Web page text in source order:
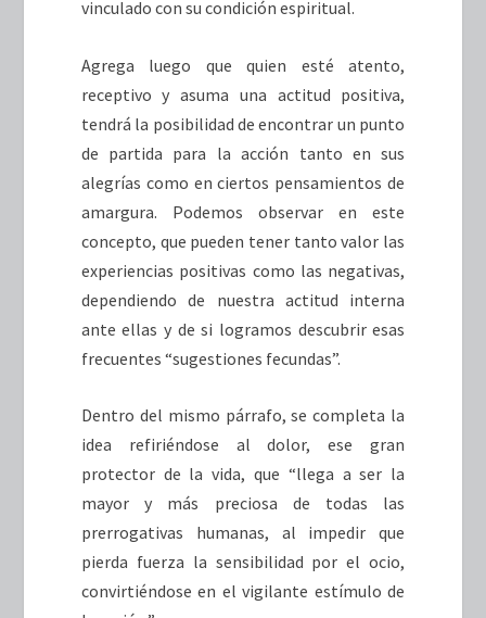
vinculado con su condición espiritual.
Agrega luego que quien esté atento,
receptivo y asuma una actitud positiva,
tendrá la posibilidad de encontrar un punto
de partida para la acción tanto en sus
alegrías como en ciertos pensamientos de
amargura. Podemos observar en este
concepto, que pueden tener tanto valor las
experiencias positivas como las negativas,
dependiendo de nuestra actitud interna
ante ellas y de si logramos descubrir esas
frecuentes “sugestiones fecundas”.
Dentro del mismo párrafo, se completa la
idea refiriéndose al dolor, ese gran
protector de la vida, que “llega a ser la
mayor y más preciosa de todas las
prerrogativas humanas, al impedir que
pierda fuerza la sensibilidad por el ocio,
convirtiéndose en el vigilante estímulo de